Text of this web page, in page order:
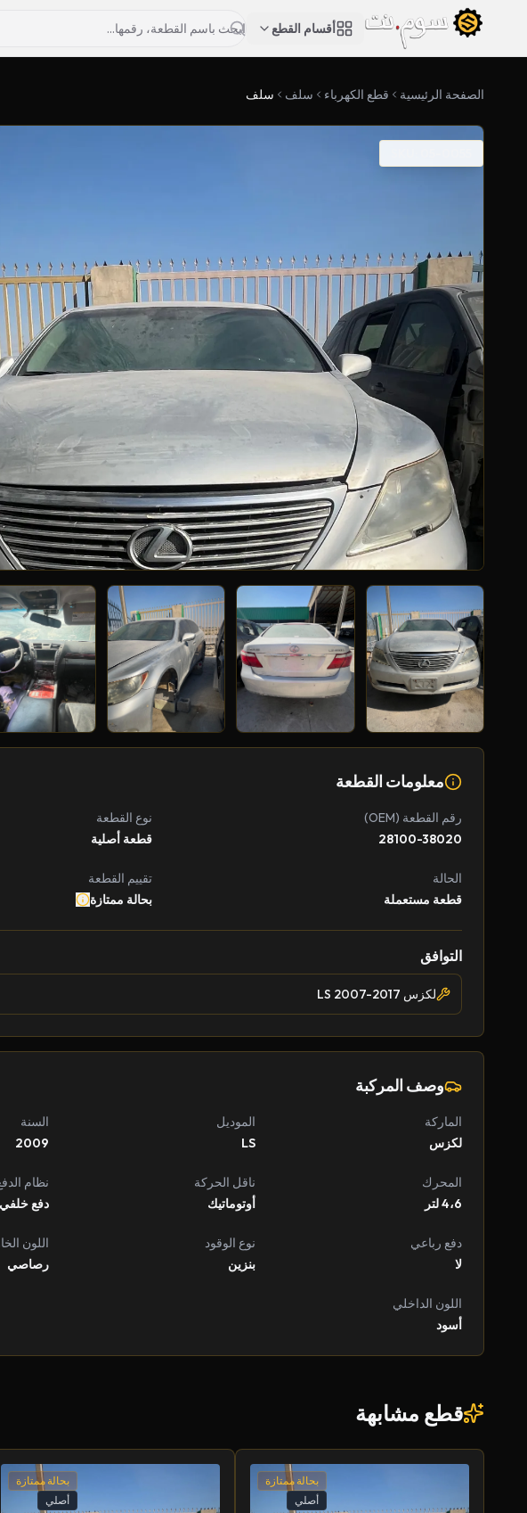
أقسام القطع
الصفحة الرئيسية قطع الكهرباء سلف سلف
معلومات القطعة
رقم القطعة (OEM)
28100-38020
نوع القطعة
قطعة أصلية
الحالة
قطعة مستعملة
تقييم القطعة
بحالة ممتازة
التوافق
لكزس LS 2007-2017
وصف المركبة
الماركة
لكزس
الموديل
LS
السنة
2009
المحرك
4،6 لتر
ناقل الحركة
أوتوماتيك
نظام
دفع خلفي
دفع رباعي
لا
نوع الوقود
بنزين
اللون
رصاصي
اللون الداخلي
أسود
قطع مشابهة
بحالة ممتازة
أصلي
بحالة ممتازة
أصلي